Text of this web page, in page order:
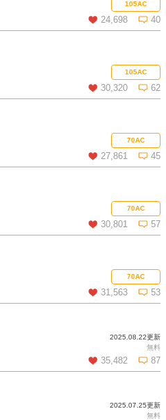
105AC
24,698 40
コメントを見る105AC
30,320 62
コメントを見る70AC
27,861 45
コメントを見る70AC
30,801 57
コメントを見る70AC
31,563 53
コメントを見る2025.08.22更新
無料
35,482 87
コメントを見る2025.07.25更新
無料